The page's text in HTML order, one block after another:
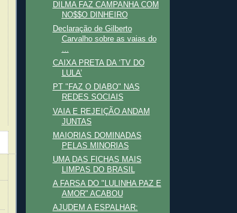
DILMA FAZ CAMPANHA COM
NO$$O DINHEIRO
Declaração de Gilberto
Carvalho sobre as vaias do
...
CAIXA PRETA DA ‘TV DO
LULA’
PT "FAZ O DIABO" NAS
REDES SOCIAIS
VAIA E REJEIÇÃO ANDAM
JUNTAS
MAIORIAS DOMINADAS
PELAS MINORIAS
UMA DAS FICHAS MAIS
LIMPAS DO BRASIL
A FARSA DO "LULINHA PAZ E
AMOR" ACABOU
AJUDEM A ESPALHAR: